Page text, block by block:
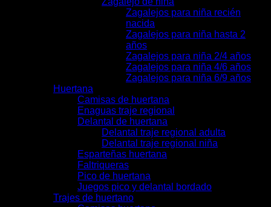
Zagalejos para niña recién
nacida
Zagalejos para niña hasta 2
años
Zagalejos para niña 2/4 años
Zagalejos para niña 4/6 años
Zagalejos para niña 6/9 años
Huertana
Camisas de huertana
Enaguas traje regional
Delantal de huertana
Delantal traje regional adulta
Delantal traje regional niña
Esparteñas huertana
Faltriqueras
Pico de huertana
Juegos pico y delantal bordado
Trajes de huertano